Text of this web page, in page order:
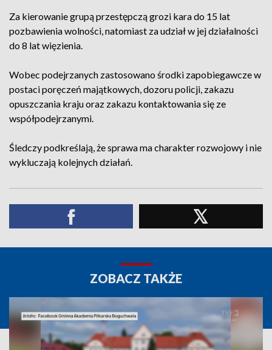
Za kierowanie grupą przestępczą grozi kara do 15 lat
pozbawienia wolności, natomiast za udział w jej działalności
do 8 lat więzienia.
Wobec podejrzanych zastosowano środki zapobiegawcze w
postaci poręczeń majątkowych, dozoru policji, zakazu
opuszczania kraju oraz zakazu kontaktowania się ze
współpodejrzanymi.
Śledczy podkreślają, że sprawa ma charakter rozwojowy i nie
wykluczają kolejnych działań.
ZOBACZ TAKŻE